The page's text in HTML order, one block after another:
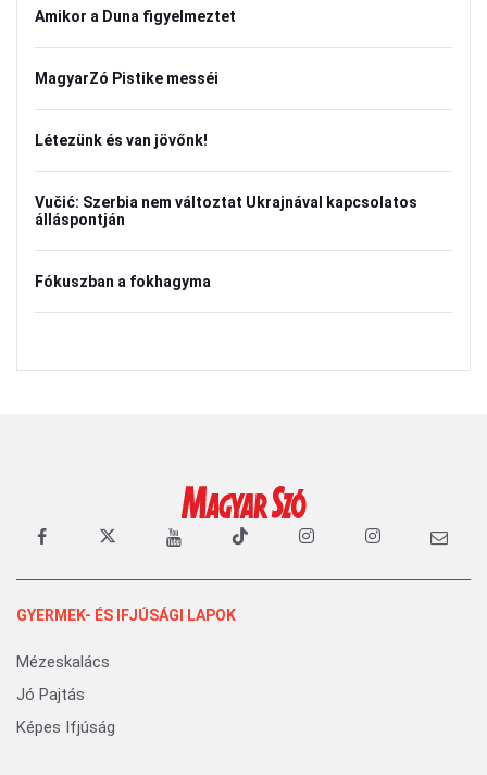
Amikor a Duna figyelmeztet
MagyarZó Pistike messéi
Létezünk és van jövőnk!
Vučić: Szerbia nem változtat Ukrajnával kapcsolatos
álláspontján
Fókuszban a fokhagyma
GYERMEK- ÉS IFJÚSÁGI LAPOK
Mézeskalács
Jó Pajtás
Képes Ifjúság